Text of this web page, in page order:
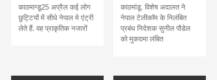
काठमान्डू25 अप्रैल कई लोग
छुट्टियों में सीधे नेपाल मे एंट्री
लेते हैं. वह प्राकृतिक नजारों
काठमांडू. विशेष अदालत ने
नेपाल टेलीकॉम के निलंबित
प्रबंध निदेशक सुनील पौडेल
को मुकदमा लंबित